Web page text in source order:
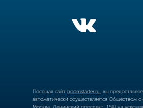
Посещая сайт boomstarter.ru , вы
автоматически осуществляется Обществом
Москва, Ленинский проспект, 15А) на